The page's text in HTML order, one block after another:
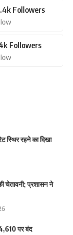
Followers
Followers
स्थिर रहने का दिखा
चेतावनी; प्रशासन ने
पर बंद